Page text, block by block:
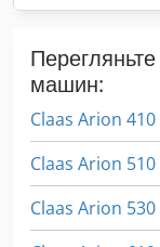
машин:
Claas Arion 410
Claas Arion 510
Claas Arion 530